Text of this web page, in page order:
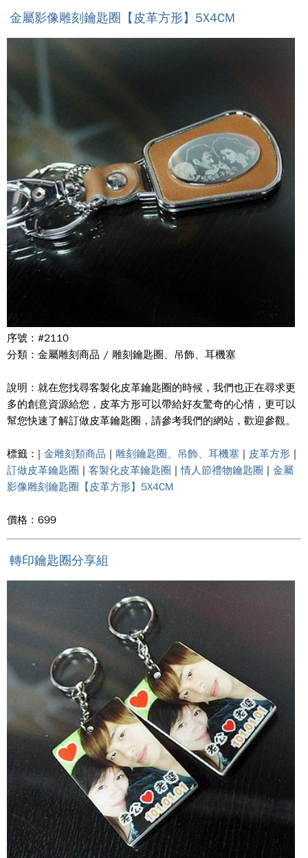
金屬影像雕刻鑰匙圈【皮革方形】5X4CM
序號 : #2110
分類 : 金屬雕刻商品 / 雕刻鑰匙圈、吊飾、耳機塞
說明 : 就在您找尋客製化皮革鑰匙圈的時候，我們也正在尋求更
多的創意資源給您，皮革方形可以帶給好友驚奇的心情，更可以
幫您快速了解訂做皮革鑰匙圈，請參考我們的網站，歡迎參觀。
標籤 : | 金雕刻類商品 | 雕刻鑰匙圈、吊飾、耳機塞 | 皮革方形 |
訂做皮革鑰匙圈 | 客製化皮革鑰匙圈 |情人節禮物鑰匙圈 | 金屬
影像雕刻鑰匙圈【皮革方形】5X4CM
價格 : 699
轉印鑰匙圈分享組